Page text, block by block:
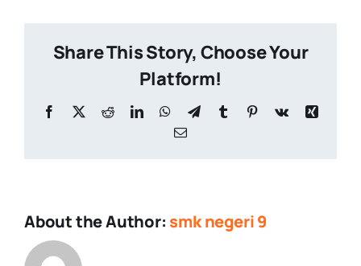
Share This Story, Choose Your
Platform!
Facebook
X RedditLinkedInWhatsApp
TelegramTumblr Pinterest
Vk
Xing
Email
About the Author: smk negeri 9